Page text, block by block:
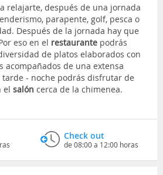
relajarte, después de una jornada
parapente, golf, pesca o
Después de la jornada hay que
eso en el restaurante podrás
de platos elaborados con
acompañados de una extensa
tarde - noche podrás disfrutar de
el salón cerca de la chimenea.
Check out
de 08:00 a 12:00 horas